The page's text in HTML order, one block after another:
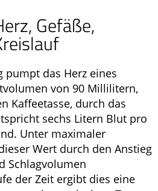
Gefäße,
pumpt das Herz eines
von 90 Millilitern,
Kaffeetasse, durch das
sechs Litern Blut pro
Unter maximaler
Wert durch den Anstieg
Schlagvolumen
der Zeit ergibt dies eine